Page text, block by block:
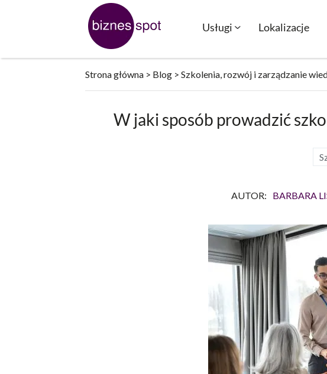
Usługi Lokalizacje
Strona główna > Blog > Szkolenia, rozwój i zarządzanie
W jaki sposób prowadzić
AUTOR: BARBARA